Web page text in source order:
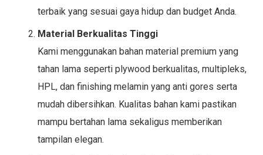
terbaik yang sesuai gaya hidup dan budget Anda.
Material Berkualitas Tinggi
Kami menggunakan bahan material premium yang
tahan lama seperti plywood berkualitas, multipleks,
HPL, dan finishing melamin yang anti gores serta
mudah dibersihkan. Kualitas bahan kami pastikan
mampu bertahan lama sekaligus memberikan
tampilan elegan.